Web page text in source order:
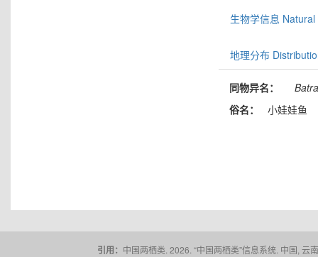
生物学信息
地理分布
同物异名：
俗名：
小娃娃鱼
引用： 中国两栖类. 2026. “中国两栖类”信息系统. 中国,